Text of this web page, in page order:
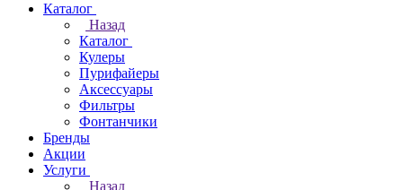
Каталог
Назад
Каталог
Кулеры
Пурифайеры
Аксессуары
Фильтры
Фонтанчики
Бренды
Акции
Услуги
Назад